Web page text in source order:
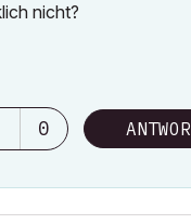
nicht?
0